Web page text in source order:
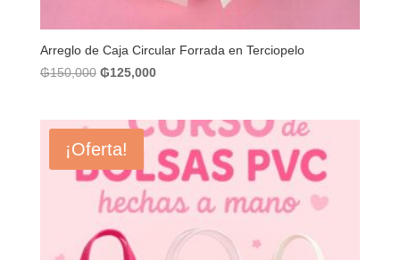
Arreglo de Caja Circular Forrada en Terciopelo
₲150,000 El
era:
₲150,000.
₲125,000El
es:
₲125,000.
¡Oferta!